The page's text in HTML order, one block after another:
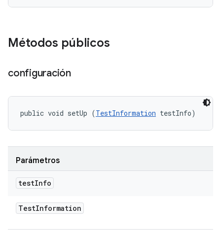
Métodos públicos
configuración
public void setUp (TestInformation testInfo)
Parámetros
testInfo
TestInformation